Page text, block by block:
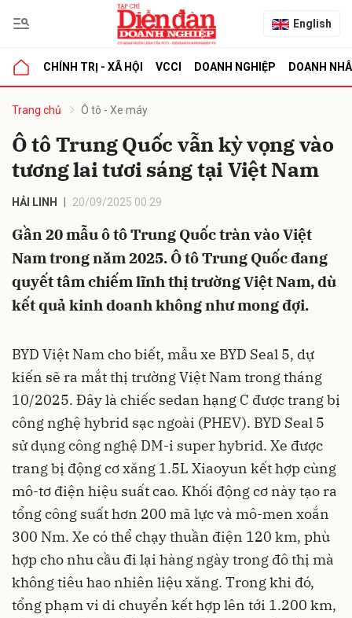
English
CHÍNH TRỊ - XÃ HỘI VCCI DOANH NGHIỆP DOANH
Trang chủ Ô tô - Xe máy
Ô tô Trung Quốc vẫn kỳ vọng vào
tương lai tươi sáng tại Việt Nam
HẢI LINH 20/09/2025 00:29
Gần 20 mẫu ô tô Trung Quốc tràn vào Việt
Nam trong năm 2025. Ô tô Trung Quốc đang
quyết tâm chiếm lĩnh thị trường Việt Nam, dù
kết quả kinh doanh không như mong đợi.
BYD Việt Nam cho biết, mẫu xe BYD Seal 5, dự
kiến sẽ ra mắt thị trường Việt Nam trong tháng
10/2025. Đây là chiếc sedan hạng C được trang bị
công nghệ hybrid sạc ngoài (PHEV). BYD Seal 5
sử dụng công nghệ DM-i super hybrid. Xe được
trang bị động cơ xăng 1.5L Xiaoyun kết hợp cùng
mô-tơ điện hiệu suất cao. Khối động cơ này tạo ra
tổng công suất hơn 200 mã lực và mô-men xoắn
300 Nm. Xe có thể chạy thuần điện 120 km, phù
hợp cho nhu cầu đi lại hàng ngày trong đô thị mà
không tiêu hao nhiên liệu xăng. Trong khi đó,
tổng phạm vi di chuyển kết hợp lên tới 1.200 km,
luận
Hủy